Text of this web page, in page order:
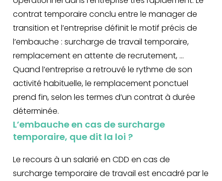
contrat temporaire conclu entre le manager de
transition et l’entreprise définit le motif précis de
l’embauche : surcharge de travail temporaire,
remplacement en attente de recrutement, …
Quand l’entreprise a retrouvé le rythme de son
activité habituelle, le remplacement ponctuel
prend fin, selon les termes d’un contrat à durée
déterminée.
L’embauche en cas de surcharge
temporaire, que dit la loi ?
Le recours à un salarié en CDD en cas de
surcharge temporaire de travail est encadré par le